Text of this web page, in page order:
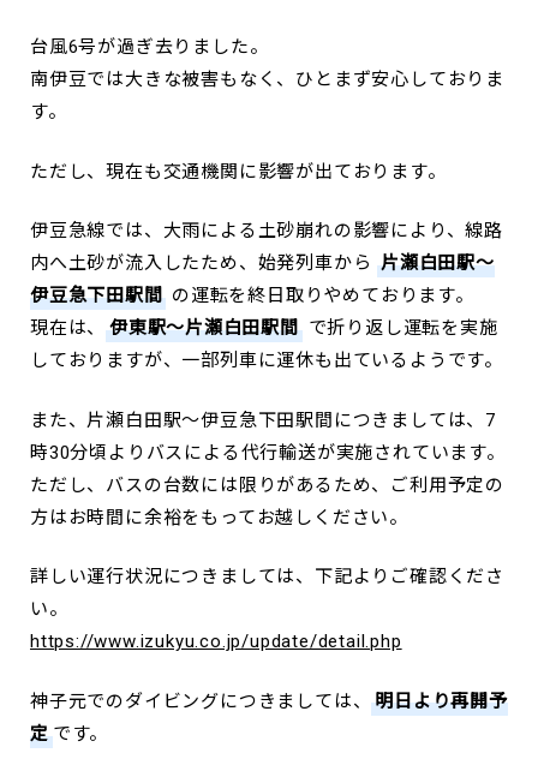
台風6号が過ぎ去りました。
南伊豆では大きな被害もなく、ひとまず安心しておりま
す。
ただし、現在も交通機関に影響が出ております。
伊豆急線では、大雨による土砂崩れの影響により、線路
内へ土砂が流入したため、始発列車から片瀬白田駅～
伊豆急下田駅間 の運転を終日取りやめております。
現在は、伊東駅～片瀬白田駅間で折り返し運転を実施
しておりますが、一部列車に運休も出ているようです。
また、片瀬白田駅～伊豆急下田駅間につきましては、7
時30分頃よりバスによる代行輸送が実施されています。
ただし、バスの台数には限りがあるため、ご利用予定の
方はお時間に余裕をもってお越しください。
詳しい運行状況につきましては、下記よりご確認くださ
い。
https://www.izukyu.co.jp/update/detail.php
神子元でのダイビングにつきましては、明日より再開予
定です。